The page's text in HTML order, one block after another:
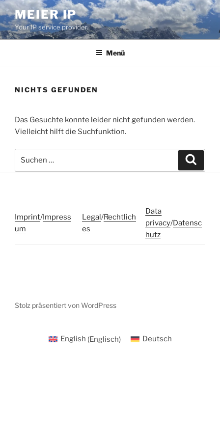
Zum
Inhalt
springen
MEIER IP
Your IP service provider.
Menü
NICHTS GEFUNDEN
Das Gesuchte konnte leider nicht gefunden werden.
Vielleicht hilft die Suchfunktion.
nach:
Imprint/Impress
um
Legal/Rechtlich
es
Data
privacy/Datensc
hutz
Stolz präsentiert von WordPress
English (Englisch) Deutsch